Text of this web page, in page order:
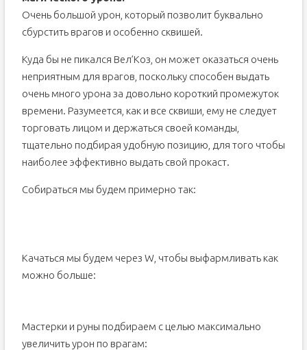
Очень большой урон, который позволит буквально
сбурстить врагов и особенно сквишей.
Куда бы не пикался Вел’Коз, он может оказаться очень
неприятным для врагов, поскольку способен выдать
очень много урона за довольно короткий промежуток
времени. Разумеется, как и все сквиши, ему не следует
торговать лицом и держаться своей команды,
тщательно подбирая удобную позицию, для того чтобы
наиболее эффективно выдать свой прокаст.
Собираться мы будем примерно так:
Качаться мы будем через W, чтобы выфармливать как
можно больше:
Мастерки и руны подбираем с целью максимально
увеличить урон по врагам: